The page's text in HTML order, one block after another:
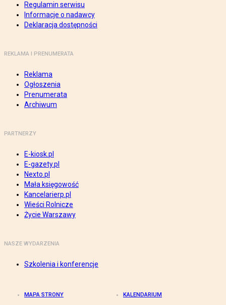
Regulamin serwisu
Informacje o nadawcy
Deklaracja dostępności
REKLAMA I PRENUMERATA
Reklama
Ogłoszenia
Prenumerata
Archiwum
PARTNERZY
E-kiosk.pl
E-gazety.pl
Nexto.pl
Mała księgowość
Kancelarierp.pl
Wieści Rolnicze
Życie Warszawy
NASZE WYDARZENIA
Szkolenia i konferencje
MAPA STRONY KALENDARIUM